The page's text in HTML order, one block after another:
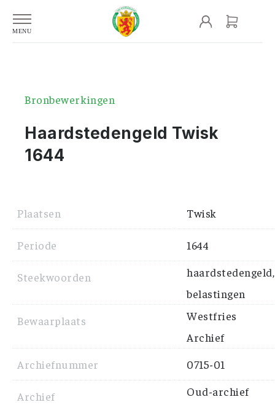
Bronbewerkingen
Haardstedengeld Twisk
1644
Plaatsen Twisk
Periode 1644
Steekwoorden
haardstedengeld,
belastingen
Bewaarplaats
Westfries
Archief
Archiefnummer
0715-01
Archief
Oud-archief